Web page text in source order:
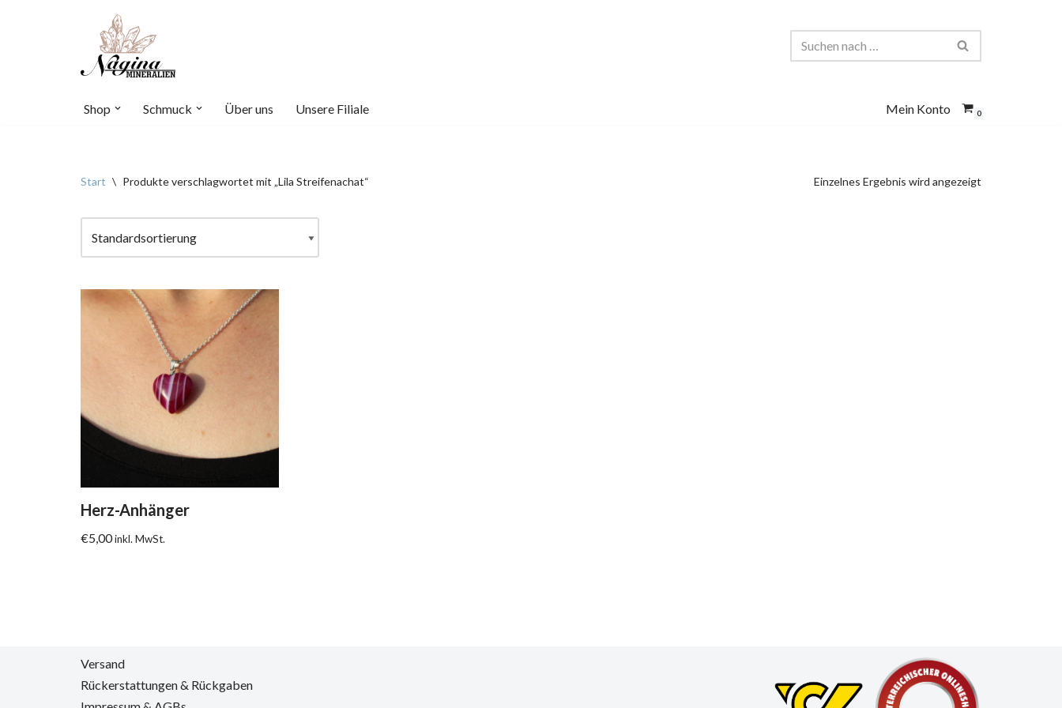
Shop
Schmuck Über uns Unsere Filiale Mein Konto 0
Start \ Produkte verschlagwortet mit „Lila Streifenachat“ Einzelnes Ergebnis wird angezeigt
Herz-Anhänger
€5,00inkl. MwSt.
Versand
Rückerstattungen & Rückgaben